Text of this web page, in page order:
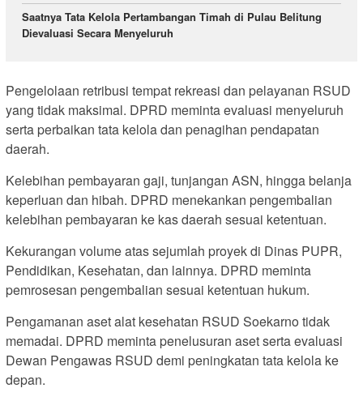
Saatnya Tata Kelola Pertambangan Timah di Pulau Belitung
Dievaluasi Secara Menyeluruh
Pengelolaan retribusi tempat rekreasi dan pelayanan RSUD
yang tidak maksimal. DPRD meminta evaluasi menyeluruh
serta perbaikan tata kelola dan penagihan pendapatan
daerah.
Kelebihan pembayaran gaji, tunjangan ASN, hingga belanja
keperluan dan hibah. DPRD menekankan pengembalian
kelebihan pembayaran ke kas daerah sesuai ketentuan.
Kekurangan volume atas sejumlah proyek di Dinas PUPR,
Pendidikan, Kesehatan, dan lainnya. DPRD meminta
pemrosesan pengembalian sesuai ketentuan hukum.
Pengamanan aset alat kesehatan RSUD Soekarno tidak
memadai. DPRD meminta penelusuran aset serta evaluasi
Dewan Pengawas RSUD demi peningkatan tata kelola ke
depan.